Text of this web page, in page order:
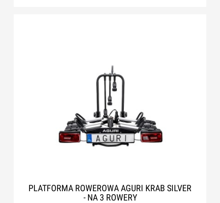
PLATFORMA ROWEROWA AGURI KRAB SILVER
- NA 3 ROWERY